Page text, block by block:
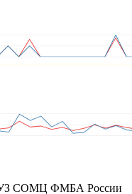
СОМЦ ФМБА России